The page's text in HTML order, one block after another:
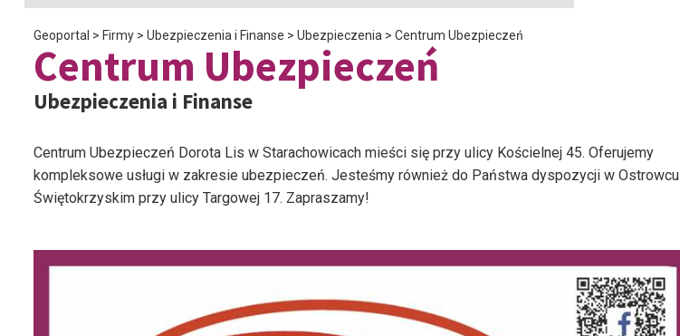
Geoportal > Firmy > Ubezpieczenia i Finanse > Ubezpieczenia > Centrum Ubezpieczeń
Centrum Ubezpieczeń
Ubezpieczenia i Finanse
Centrum Ubezpieczeń Dorota Lis w Starachowicach mieści się przy ulicy Kościelnej 45. Oferujemy
kompleksowe usługi w zakresie ubezpieczeń. Jesteśmy również do Państwa dyspozycji w Ostrowcu
Świętokrzyskim przy ulicy Targowej 17. Zapraszamy!